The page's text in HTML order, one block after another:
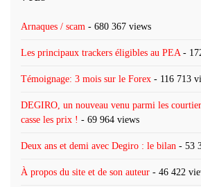
Arnaques / scam - 680 367 views
Les principaux trackers éligibles au PEA -
Témoignage: 3 mois sur le Forex - 116 713
DEGIRO, un nouveau venu parmi les
casse les prix ! - 69 964 views
Deux ans et demi avec Degiro : le bilan - 53
À propos du site et de son auteur - 46 422